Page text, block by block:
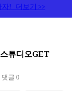
! 더보기 >>
튜디오GET
댓글 0